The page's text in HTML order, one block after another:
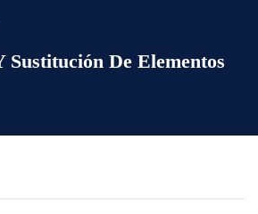
De Elementos